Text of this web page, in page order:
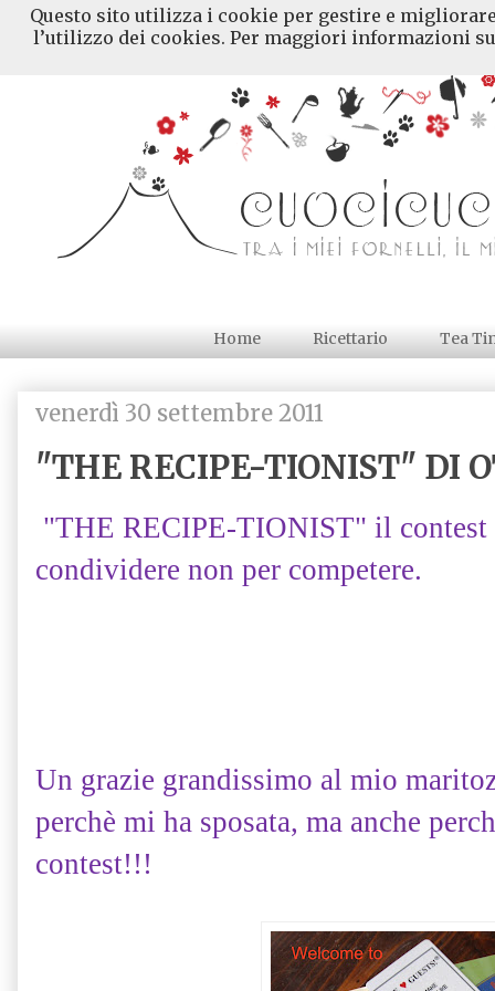
Home Ricettario Tea
venerdì 30 settembre 2011
"THE RECIPE-TIONIST" DI
"THE RECIPE-TIONIST" il
condividere non per competere.
Un grazie grandissimo al mio
perchè mi ha sposata, ma anche
contest!!!
Questo sito utilizza i cookie per gestire e
l’utilizzo dei cookies. Per maggiori informazioni